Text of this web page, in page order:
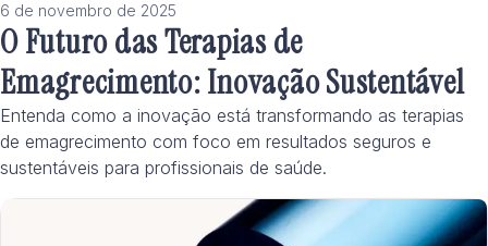
6 de novembro de 2025
O Futuro das Terapias de
Emagrecimento: Inovação Sustentável
Entenda como a inovação está transformando as terapias
de emagrecimento com foco em resultados seguros e
sustentáveis para profissionais de saúde.